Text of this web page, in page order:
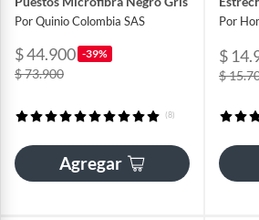
Por Quinio Colombia SAS
$ 44.900 -39%
$ 73.900
(8)
Agregar
Por
$
$